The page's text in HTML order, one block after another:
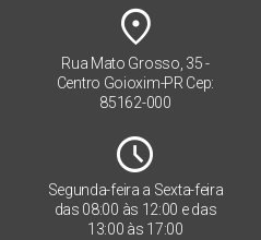
place
Rua Mato Grosso, 35 -
Centro Goioxim-PR Cep:
85162-000
Schedule
Segunda-feira a Sexta-feira
das 08:00 às 12:00 e das
13:00 às 17:00